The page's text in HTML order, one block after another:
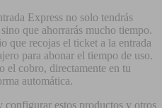
Express no solo tendrás
que ahorrarás mucho tiempo.
que recojas el ticket a la entrada
para abonar el tiempo de uso.
el cobro, directamente en tu
automática.
estos productos y otros